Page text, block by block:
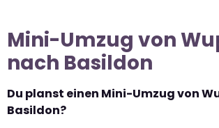
Mini-Umzug von
nach Basildon
Du planst einen Mini-Umzug von
Basildon?